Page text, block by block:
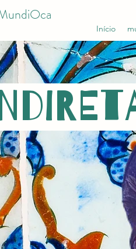
Início